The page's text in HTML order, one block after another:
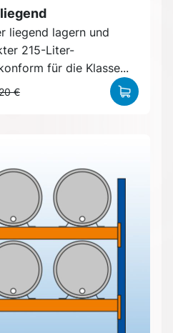
liegend lagern und
215-Liter-
für die Klasse...
€